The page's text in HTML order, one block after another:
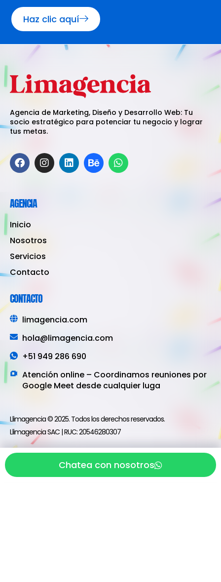
Haz clic aquí
Agencia de Marketing, Diseño y Desarrollo Web: Tu
socio estratégico para potenciar tu negocio y lograr
tus metas.
AGENCIA
Inicio
Nosotros
Servicios
Contacto
CONTACTO
limagencia.com
hola@limagencia.com
+51 949 286 690
Atención online – Coordinamos reuniones por
Google Meet desde cualquier luga
Llimagencia © 2025. Todos los derechos reservados.
Llimagencia SAC | RUC: 20546280307
Chatea con nosotros